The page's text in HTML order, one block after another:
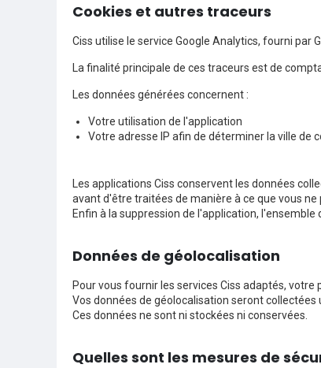
Cookies et autres traceurs
Ciss utilise le service Google Analytics, fourni par
La finalité principale de ces traceurs est de
Les données générées concernent :
Votre utilisation de l'application
Votre adresse IP afin de déterminer la ville de
Les applications Ciss conservent les données
avant d'être traitées de manière à ce que vous
Enfin à la suppression de l'application,
Données de géolocalisation
Pour vous fournir les services Ciss adaptés,
Vos données de géolocalisation seront
Ces données ne sont ni stockées ni conservées.
Quelles sont les mesures de